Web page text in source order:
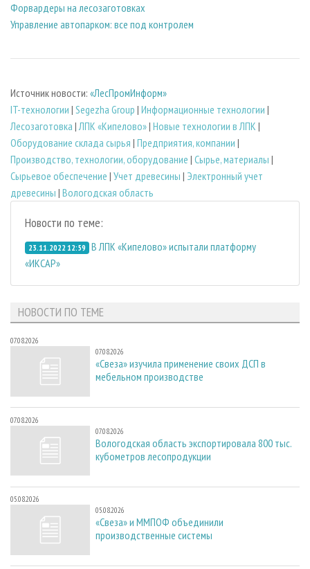
Форвардеры на лесозаготовках
Управление автопарком: все под контролем
Источник новости: «ЛесПромИнформ»
IT-технологии | Segezha Group | Информационные технологии |
Лесозаготовка | ЛПК «Кипелово»| Новые технологии в ЛПК |
Оборудование склада сырья | Предприятия, компании |
Производство, технологии, оборудование | Сырье, материалы |
Сырьевое обеспечение | Учет древесины | Электронный учет
древесины | Вологодская область
Новости по теме:
23.11.2022 12:59 В ЛПК «Кипелово» испытали платформу
«ИКСАР»
НОВОСТИ ПО ТЕМЕ
07.08.2026
07.08.2026
«Свеза» изучила применение своих ДСП в
мебельном производстве
07.08.2026
07.08.2026
Вологодская область экспортировала 800 тыс.
кубометров лесопродукции
05.08.2026
05.08.2026
«Свеза» и ММПОФ объединили
производственные системы